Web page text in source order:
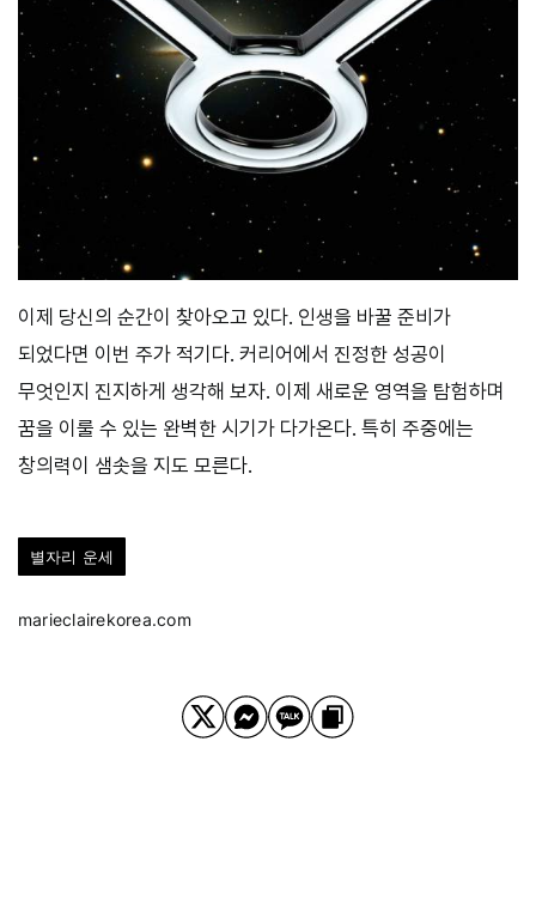
이제 당신의 순간이 찾아오고 있다. 인생을 바꿀 준비가
되었다면 이번 주가 적기다. 커리어에서 진정한 성공이
무엇인지 진지하게 생각해 보자. 이제 새로운 영역을 탐험하며
꿈을 이룰 수 있는 완벽한 시기가 다가온다. 특히 주중에는
창의력이 샘솟을 지도 모른다.
별자리 운세
marieclairekorea.com